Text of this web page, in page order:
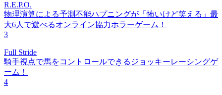
R.E.P.O.
物理演算による予測不能ハプニングが「怖いけど笑える」最
大6人で遊べるオンライン協力ホラーゲーム！
3
Full Stride
騎手視点で馬をコントロールできるジョッキーレーシングゲ
ーム！
4